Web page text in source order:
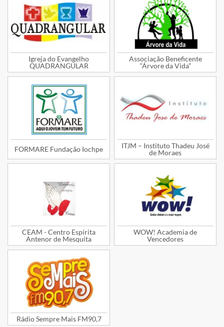
Igreja do Evangelho
QUADRANGULAR
Associação Beneficente
“Árvore da Vida”
FORMARE Fundação Iochpe
ITJM – Instituto Thadeu José
de Moraes
CEAM - Centro Espírita
Antenor de Mesquita
WOW! Academia de
Vencedores
Rádio Sempre Mais FM90,7